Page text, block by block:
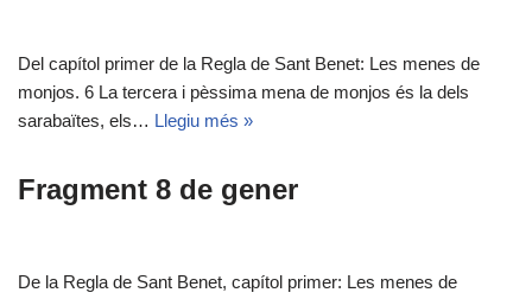
Del capítol primer de la Regla de Sant Benet: Les menes de
monjos. 6 La tercera i pèssima mena de monjos és la dels
sarabaïtes, els… Llegiu més »
Fragment 8 de gener
De la Regla de Sant Benet, capítol primer: Les menes de